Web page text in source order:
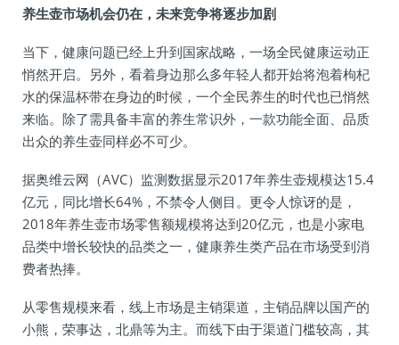
养生壶市场机会仍在，未来竞争将逐步加剧
当下，健康问题已经上升到国家战略，一场全民健康运动正
悄然开启。另外，看着身边那么多年轻人都开始将泡着枸杞
水的保温杯带在身边的时候，一个全民养生的时代也已悄然
来临。除了需具备丰富的养生常识外，一款功能全面、品质
出众的养生壶同样必不可少。
据奥维云网（AVC）监测数据显示2017年养生壶规模达15.4
亿元，同比增长64%，不禁令人侧目。更令人惊讶的是，
2018年养生壶市场零售额规模将达到20亿元，也是小家电
品类中增长较快的品类之一，健康养生类产品在市场受到消
费者热捧。
从零售规模来看，线上市场是主销渠道，主销品牌以国产的
小熊，荣事达，北鼎等为主。而线下由于渠道门槛较高，其